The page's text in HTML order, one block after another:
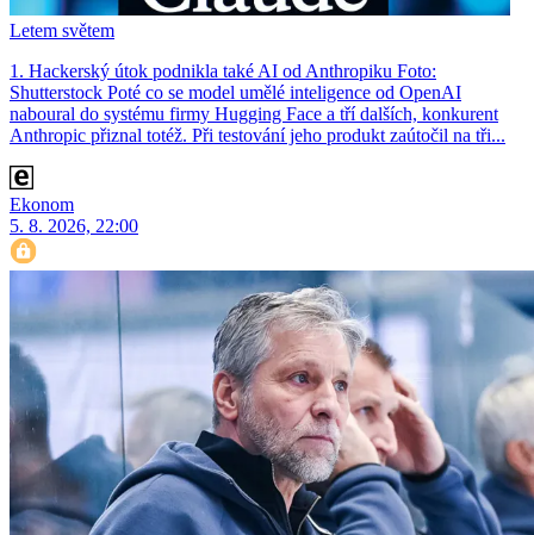
Letem světem
1. Hackerský útok podnikla také AI od Anthropiku Foto:
Shutterstock Poté co se model umělé inteligence od OpenAI
naboural do systému firmy Hugging Face a tří dalších, konkurent
Anthro­pic přiznal totéž. Při testování jeho produkt zaútočil na tři...
Ekonom
5. 8. 2026, 22:00